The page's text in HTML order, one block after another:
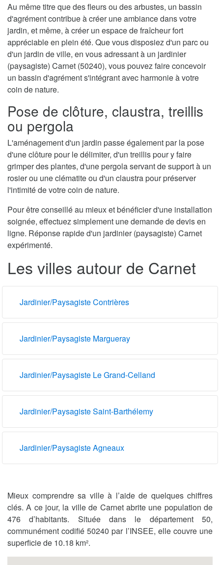
Au même titre que des fleurs ou des arbustes, un bassin
d'agrément contribue à créer une ambiance dans votre
jardin, et même, à créer un espace de fraîcheur fort
appréciable en plein été. Que vous disposiez d'un parc ou
d'un jardin de ville, en vous adressant à un jardinier
(paysagiste) Carnet (50240), vous pouvez faire concevoir
un bassin d'agrément s'intégrant avec harmonie à votre
coin de nature.
Pose de clôture, claustra, treillis
ou pergola
L'aménagement d'un jardin passe également par la pose
d'une clôture pour le délimiter, d'un treillis pour y faire
grimper des plantes, d'une pergola servant de support à un
rosier ou une clématite ou d'un claustra pour préserver
l'intimité de votre coin de nature.
Pour être conseillé au mieux et bénéficier d'une installation
soignée, effectuez simplement une demande de devis en
ligne. Réponse rapide d'un jardinier (paysagiste) Carnet
expérimenté.
Les villes autour de Carnet
Jardinier/Paysagiste Contrières
Jardinier/Paysagiste Margueray
Jardinier/Paysagiste Le Grand-Celland
Jardinier/Paysagiste Saint-Barthélemy
Jardinier/Paysagiste Agneaux
Mieux comprendre sa ville à l’aide de quelques chiffres
clés. A ce jour, la ville de Carnet abrite une population de
476 d’habitants. Située dans le département 50,
communément codifié 50240 par l’INSEE, elle couvre une
superficie de 10.18 km².